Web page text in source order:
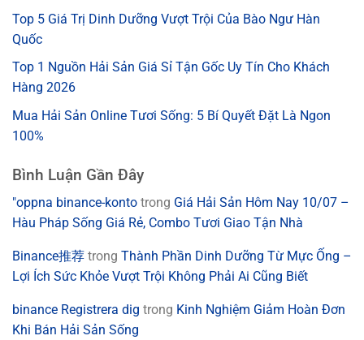
Top 5 Giá Trị Dinh Dưỡng Vượt Trội Của Bào Ngư Hàn
Quốc
Top 1 Nguồn Hải Sản Giá Sỉ Tận Gốc Uy Tín Cho Khách
Hàng 2026
Mua Hải Sản Online Tươi Sống: 5 Bí Quyết Đặt Là Ngon
100%
Bình Luận Gần Đây
"oppna binance-konto trong Giá Hải Sản Hôm Nay 10/07 –
Hàu Pháp Sống Giá Rẻ, Combo Tươi Giao Tận Nhà
Binance推荐 trong Thành Phần Dinh Dưỡng Từ Mực Ống –
Lợi Ích Sức Khỏe Vượt Trội Không Phải Ai Cũng Biết
binance Registrera dig trong Kinh Nghiệm Giảm Hoàn Đơn
Khi Bán Hải Sản Sống